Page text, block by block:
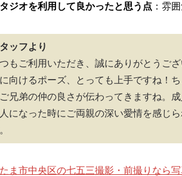
ジオを利用して良かったと思う点 ：雰
ッフより
もご利用いただき、誠にありがとうご
向けるポーズ、とっても上手ですね！
兄弟の仲の良さが伝わってきますね。
になった時にご両親の深い愛情を感じ
ま市中央区の七五三撮影・前撮りなら